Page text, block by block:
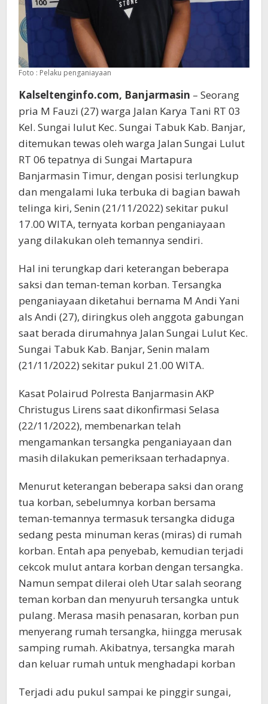
Foto : Pelaku penganiayaan
Kalseltenginfo.com, Banjarmasin – Seorang
pria M Fauzi (27) warga Jalan Karya Tani RT 03
Kel. Sungai lulut Kec. Sungai Tabuk Kab. Banjar,
ditemukan tewas oleh warga Jalan Sungai Lulut
RT 06 tepatnya di Sungai Martapura
Banjarmasin Timur, dengan posisi terlungkup
dan mengalami luka terbuka di bagian bawah
telinga kiri, Senin (21/11/2022) sekitar pukul
17.00 WITA, ternyata korban penganiayaan
yang dilakukan oleh temannya sendiri.
Hal ini terungkap dari keterangan beberapa
saksi dan teman-teman korban. Tersangka
penganiayaan diketahui bernama M Andi Yani
als Andi (27), diringkus oleh anggota gabungan
saat berada dirumahnya Jalan Sungai Lulut Kec.
Sungai Tabuk Kab. Banjar, Senin malam
(21/11/2022) sekitar pukul 21.00 WITA.
Kasat Polairud Polresta Banjarmasin AKP
Christugus Lirens saat dikonfirmasi Selasa
(22/11/2022), membenarkan telah
mengamankan tersangka penganiayaan dan
masih dilakukan pemeriksaan terhadapnya.
Menurut keterangan beberapa saksi dan orang
tua korban, sebelumnya korban bersama
teman-temannya termasuk tersangka diduga
sedang pesta minuman keras (miras) di rumah
korban. Entah apa penyebab, kemudian terjadi
cekcok mulut antara korban dengan tersangka.
Namun sempat dilerai oleh Utar salah seorang
teman korban dan menyuruh tersangka untuk
pulang. Merasa masih penasaran, korban pun
menyerang rumah tersangka, hiingga merusak
samping rumah. Akibatnya, tersangka marah
dan keluar rumah untuk menghadapi korban
Terjadi adu pukul sampai ke pinggir sungai,